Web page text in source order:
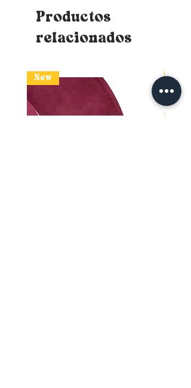
Productos
relacionados
New New